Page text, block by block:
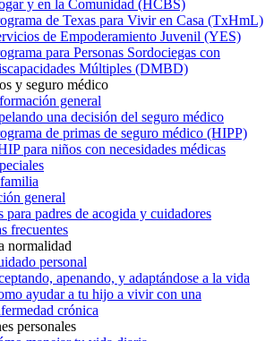
y en la Comunidad (HCBS)
de Texas para Vivir en Casa (TxHmL)
de Empoderamiento Juvenil (YES)
para Personas Sordociegas con
Múltiples (DMBD)
y seguro médico
general
una decisión del seguro médico
de primas de seguro médico (HIPP)
para niños con necesidades médicas
general
para padres de acogida y cuidadores
frecuentes
normalidad
personal
apenando, y adaptándose a la vida
ayudar a tu hijo a vivir con una
crónica
personales